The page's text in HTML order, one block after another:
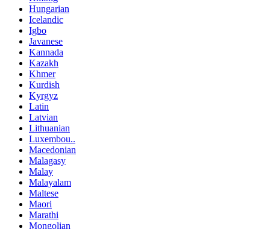
Hungarian
Icelandic
Igbo
Javanese
Kannada
Kazakh
Khmer
Kurdish
Kyrgyz
Latin
Latvian
Lithuanian
Luxembou..
Macedonian
Malagasy
Malay
Malayalam
Maltese
Maori
Marathi
Mongolian